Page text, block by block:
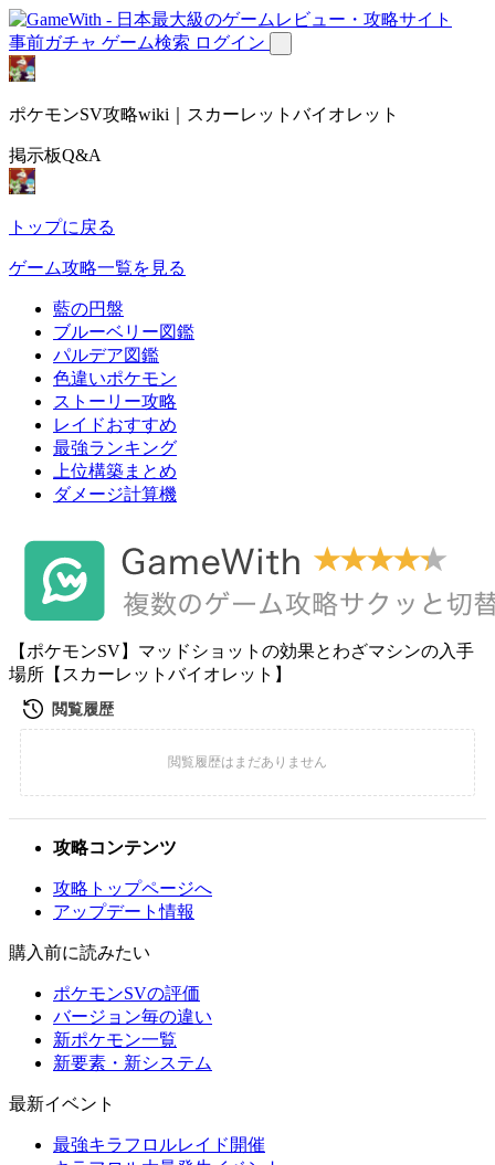
事前ガチャ ゲーム検索 ログイン
ポケモンSV攻略wiki｜スカーレットバイオレット
掲示板Q&A
トップに戻る
ゲーム攻略一覧を見る
藍の円盤
ブルーベリー図鑑
パルデア図鑑
色違いポケモン
ストーリー攻略
レイドおすすめ
最強ランキング
上位構築まとめ
ダメージ計算機
【ポケモンSV】マッドショットの効果とわざマシンの入手
場所【スカーレットバイオレット】
攻略コンテンツ
攻略トップページへ
アップデート情報
購入前に読みたい
ポケモンSVの評価
バージョン毎の違い
新ポケモン一覧
新要素・新システム
最新イベント
最強キラフロルレイド開催